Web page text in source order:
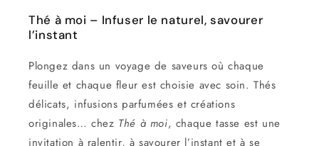
Thé à moi – Infuser le naturel, savourer
l’instant
Plongez dans un voyage de saveurs où chaque
feuille et chaque fleur est choisie avec soin. Thés
délicats, infusions parfumées et créations
originales… chez Thé à moi, chaque tasse est une
invitation à ralentir, à savourer l’instant et à se